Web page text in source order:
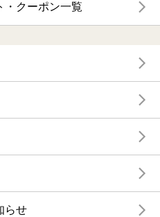
・クーポン一覧
らせ